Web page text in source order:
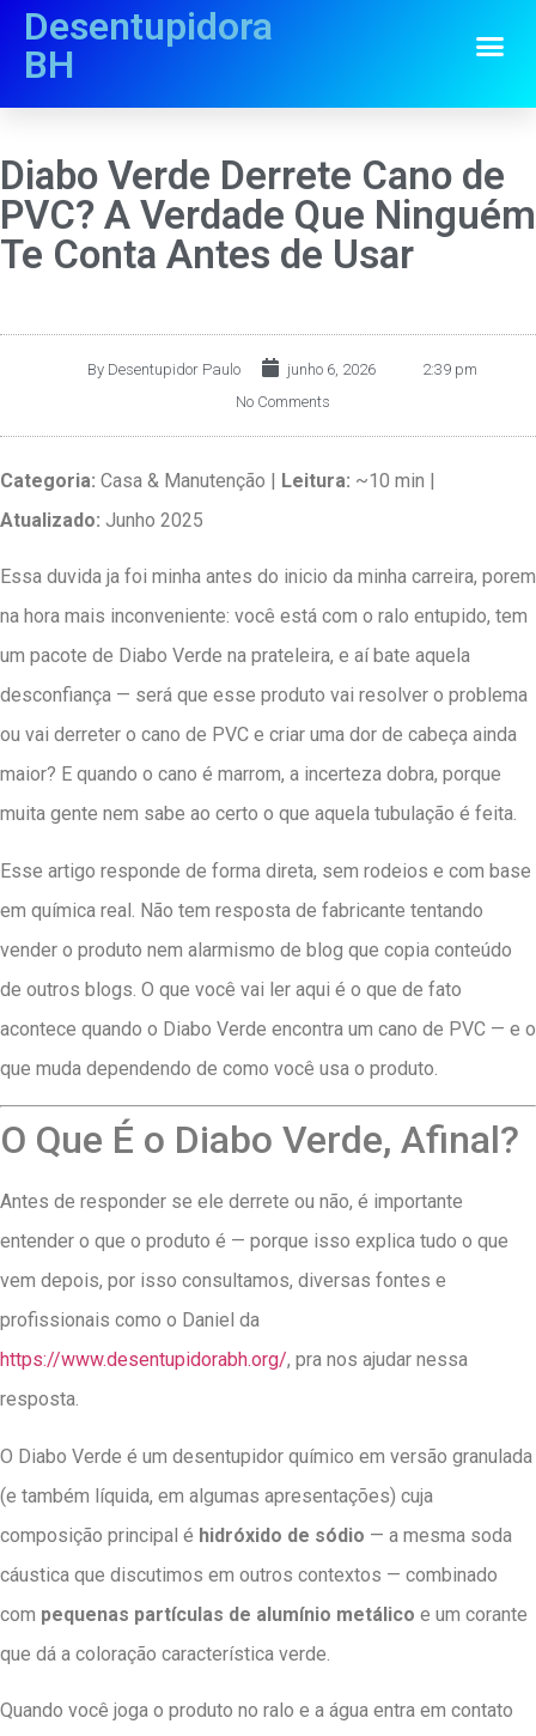
Desentupidora
BH
Diabo Verde Derrete Cano de
PVC? A Verdade Que Ninguém
Te Conta Antes de Usar
By Desentupidor Paulo junho 6, 2026
2:39 pm
No Comments
Categoria: Casa & Manutenção | Leitura: ~10 min |
Atualizado: Junho 2025
Essa duvida ja foi minha antes do inicio da minha carreira, porem
na hora mais inconveniente: você está com o ralo entupido, tem
um pacote de Diabo Verde na prateleira, e aí bate aquela
desconfiança — será que esse produto vai resolver o problema
ou vai derreter o cano de PVC e criar uma dor de cabeça ainda
maior? E quando o cano é marrom, a incerteza dobra, porque
muita gente nem sabe ao certo o que aquela tubulação é feita.
Esse artigo responde de forma direta, sem rodeios e com base
em química real. Não tem resposta de fabricante tentando
vender o produto nem alarmismo de blog que copia conteúdo
de outros blogs. O que você vai ler aqui é o que de fato
acontece quando o Diabo Verde encontra um cano de PVC — e o
que muda dependendo de como você usa o produto.
O Que É o Diabo Verde, Afinal?
Antes de responder se ele derrete ou não, é importante
entender o que o produto é — porque isso explica tudo o que
vem depois, por isso consultamos, diversas fontes e
profissionais como o Daniel da
https://www.desentupidorabh.org/, pra nos ajudar nessa
resposta.
O Diabo Verde é um desentupidor químico em versão granulada
(e também líquida, em algumas apresentações) cuja
composição principal é hidróxido de sódio — a mesma soda
cáustica que discutimos em outros contextos — combinado
com pequenas partículas de alumínio metálico e um corante
que dá a coloração característica verde.
Quando você joga o produto no ralo e a água entra em contato